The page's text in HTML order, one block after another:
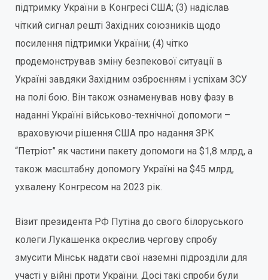
підтримку України в Конгресі США; (3) надіслав
чіткий сигнал решті Західних союзників щодо
посилення підтримки України; (4) чітко
продемонстрував зміну безпекової ситуації в
Україні завдяки Західним озброєнням і успіхам ЗСУ
на полі бою. Він також ознаменував нову фазу в
наданні Україні військово-технічної допомоги –
враховуючи рішення США про надання ЗРК
“Петріот” як частини пакету допомоги на $1,8 млрд, а
також масштабну допомогу Україні на $45 млрд,
ухвалену Конгресом на 2023 рік.
Візит президента РФ Путіна до свого білоруського
колеги Лукашенка окреслив чергову спробу
змусити Мінськ надати свої наземні підрозділи для
участі у війні проти України. Досі такі спроби були